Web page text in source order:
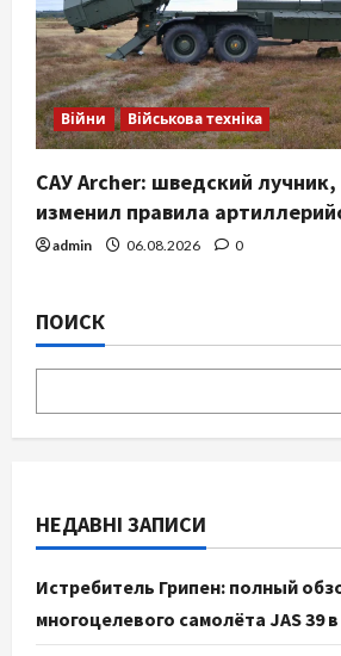
Війни Військова техніка
САУ Archer: шведский
изменил правила
admin 06.08.2026 0
ПОИСК
НЕДАВНІ ЗАПИСИ
Истребитель Грипен: полный
многоцелевого самолёта JAS 39 в